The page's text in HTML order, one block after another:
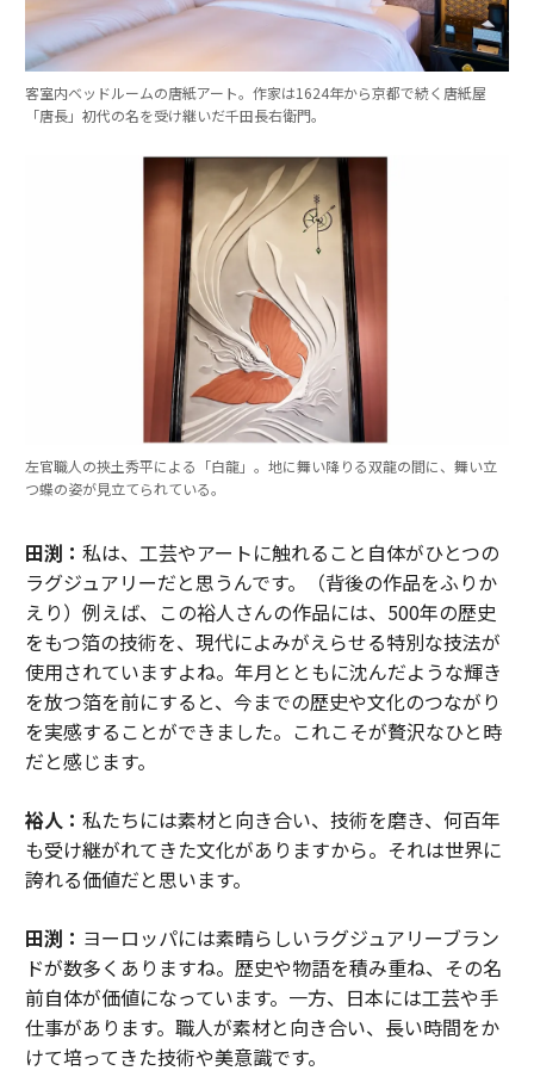
客室内ベッドルームの唐紙アート。作家は1624年から京都で続く唐紙屋
「唐長」初代の名を受け継いだ千田長右衛門。
左官職人の挾土秀平による「白龍」。地に舞い降りる双龍の間に、舞い立
つ蝶の姿が見立てられている。
田渕： 私は、工芸やアートに触れること自体がひとつの
ラグジュアリーだと思うんです。（背後の作品をふりか
えり）例えば、この裕人さんの作品には、500年の歴史
をもつ箔の技術を、現代によみがえらせる特別な技法が
使用されていますよね。年月とともに沈んだような輝き
を放つ箔を前にすると、今までの歴史や文化のつながり
を実感することができました。これこそが贅沢なひと時
だと感じます。
裕人： 私たちには素材と向き合い、技術を磨き、何百年
も受け継がれてきた文化がありますから。それは世界に
誇れる価値だと思います。
田渕： ヨーロッパには素晴らしいラグジュアリーブラン
ドが数多くありますね。歴史や物語を積み重ね、その名
前自体が価値になっています。一方、日本には工芸や手
仕事があります。職人が素材と向き合い、長い時間をか
けて培ってきた技術や美意識です。